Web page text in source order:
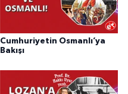
Cumhuriyetin Osmanlı’ya
Bakışı